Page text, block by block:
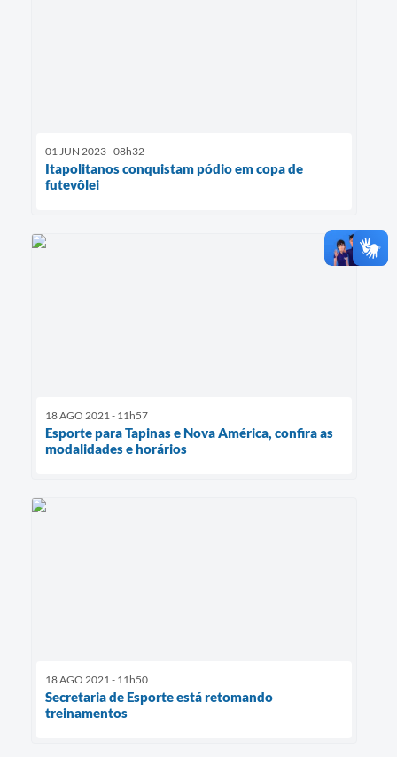
01 JUN 2023 - 08h32
Itapolitanos conquistam pódio em copa de
futevôlei
18 AGO 2021 - 11h57
Esporte para Tapinas e Nova América, confira as
modalidades e horários
18 AGO 2021 - 11h50
Secretaria de Esporte está retomando
treinamentos